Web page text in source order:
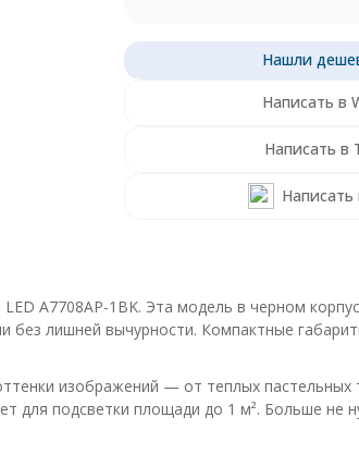
Написать в
Написать в
Написать
A7708AP-1BK. Эта модель в черном
без лишней вычурности. Компактные
изображений — от теплых пастельных
для подсветки площади до 1 м². Больше не